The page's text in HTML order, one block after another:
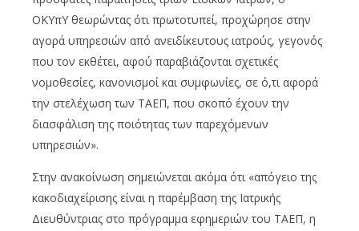
ΟΚΥπΥ θεωρώντας ότι πρωτοτυπεί, προχώρησε στην
αγορά υπηρεσιών από ανειδίκευτους ιατρούς, γεγονός
που τον εκθέτει, αφού παραβιάζονται σχετικές
νομοθεσίες, κανονισμοί και συμφωνίες, σε ό,τι αφορά
την στελέχωση των ΤΑΕΠ, που σκοπό έχουν την
διασφάλιση της ποιότητας των παρεχόμενων
υπηρεσιών».
Στην ανακοίνωση σημειώνεται ακόμα ότι «απόγειο της
κακοδιαχείρισης είναι η παρέμβαση της Ιατρικής
Διευθύντριας στο πρόγραμμα εφημεριών του ΤΑΕΠ, η